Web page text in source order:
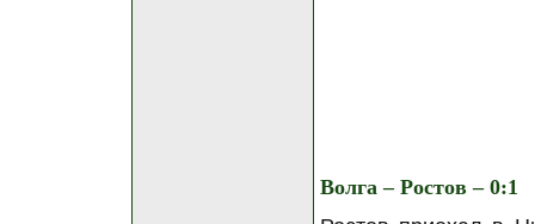
Волга – Ростов – 0:1